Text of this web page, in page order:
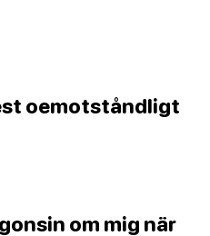
oemotståndligt
om mig när